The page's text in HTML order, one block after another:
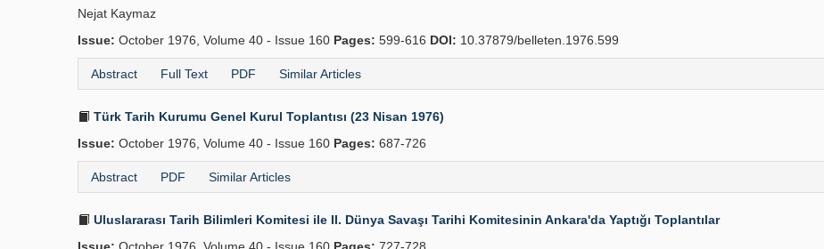
Nejat Kaymaz
Issue: October 1976, Volume 40 - Issue 160 Pages: 599-616 DOI: 10.37879/belleten.1976.599
Abstract Full Text PDF Similar Articles
Türk Tarih Kurumu Genel Kurul Toplantısı (23 Nisan 1976)
Issue: October 1976, Volume 40 - Issue 160 Pages: 687-726
Abstract PDF Similar Articles
Uluslararası Tarih Bilimleri Komitesi ile II. Dünya Savaşı Tarihi Komitesinin Ankara'da Yaptığı Toplantılar